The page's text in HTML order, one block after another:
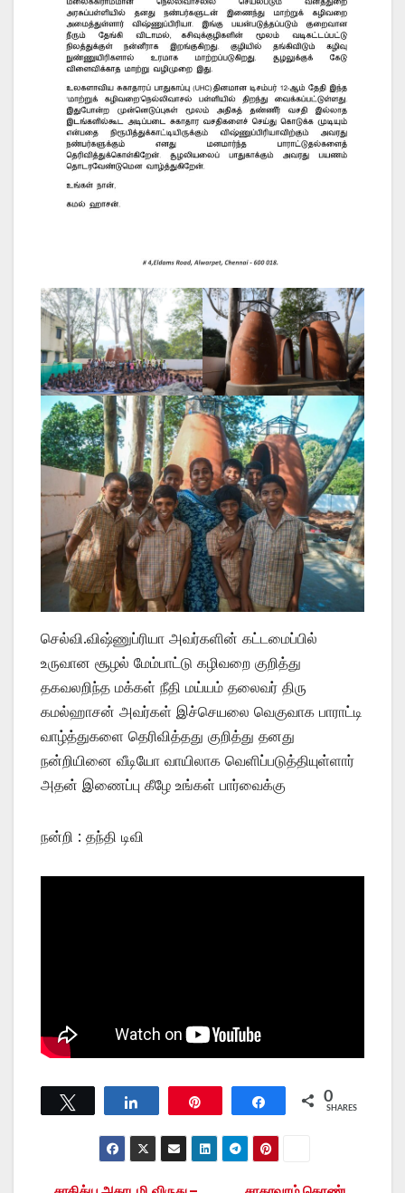
செல்வி.விஷ்ணுப்ரியா அவர்களின் கட்டமைப்பில்
உருவான சூழல் மேம்பாட்டு கழிவறை குறித்து
தகவலறிந்த மக்கள் நீதி மய்யம் தலைவர் திரு
கமல்ஹாசன் அவர்கள் இச்செயலை வெகுவாக பாராட்டி
வாழ்த்துகளை தெரிவித்தது குறித்து தனது
நன்றியினை வீடியோ வாயிலாக வெளிப்படுத்தியுள்ளார்
அதன் இணைப்பு கீழே உங்கள் பார்வைக்கு
நன்றி : தந்தி டிவி
Share 0
SHARES